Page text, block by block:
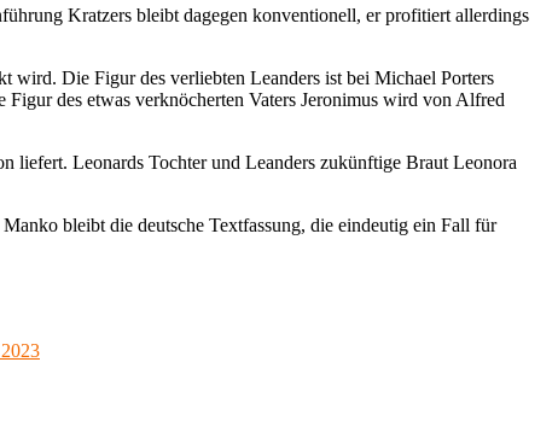
Kratzers bleibt dagegen konventionell, er profitiert allerdings
wird. Die Figur des verliebten Leanders ist bei Michael Porters
des etwas verknöcherten Vaters Jeronimus wird von Alfred
liefert. Leonards Tochter und Leanders zukünftige Braut Leonora
bleibt die deutsche Textfassung, die eindeutig ein Fall für